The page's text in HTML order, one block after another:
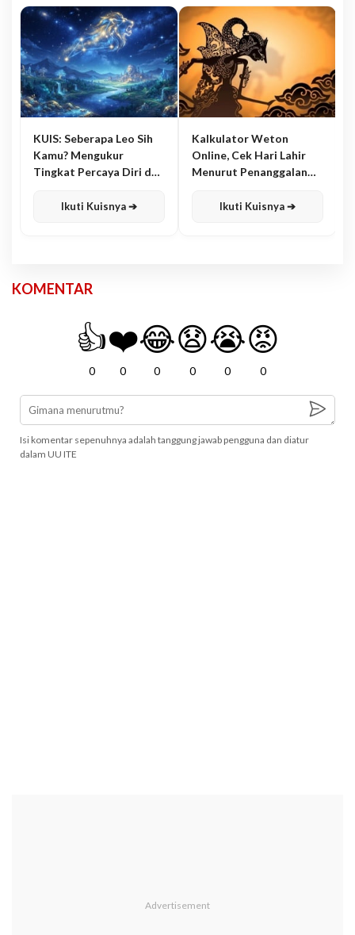
KUIS: Seberapa Leo Sih
Kamu? Mengukur
Tingkat Percaya Diri dan
Ikuti Kuisnya ➔
Kalkulator Weton
Online, Cek Hari Lahir
Menurut Penanggalan
Ikuti Kuisnya ➔
KOMENTAR
👍
0
❤️
0
😂
0
😧
0
😭
0
😡
0
Isi komentar sepenuhnya adalah tanggung jawab pengguna dan diatur
dalam UU ITE